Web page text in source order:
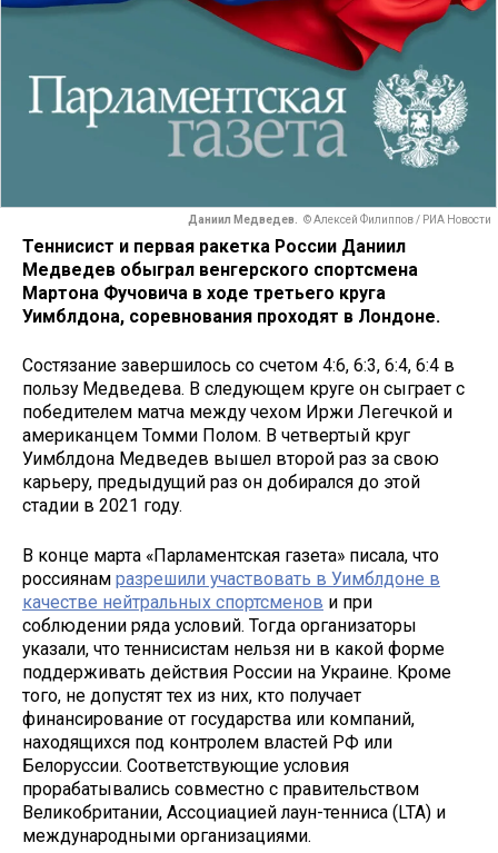
Даниил Медведев. © Алексей Филиппов / РИА Новости
Теннисист и первая ракетка России Даниил
Медведев обыграл венгерского спортсмена
Мартона Фучовича в ходе третьего круга
Уимблдона, соревнования проходят в Лондоне.
Состязание завершилось со счетом 4:6, 6:3, 6:4, 6:4 в
пользу Медведева. В следующем круге он сыграет с
победителем матча между чехом Иржи Легечкой и
американцем Томми Полом. В четвертый круг
Уимблдона Медведев вышел второй раз за свою
карьеру, предыдущий раз он добирался до этой
стадии в 2021 году.
В конце марта «Парламентская газета» писала, что
россиянам разрешили участвовать в Уимблдоне в
качестве нейтральных спортсменов и при
соблюдении ряда условий. Тогда организаторы
указали, что теннисистам нельзя ни в какой форме
поддерживать действия России на Украине. Кроме
того, не допустят тех из них, кто получает
финансирование от государства или компаний,
находящихся под контролем властей РФ или
Белоруссии. Соответствующие условия
прорабатывались совместно с правительством
Великобритании, Ассоциацией лаун-тенниса (LTA) и
международными организациями.